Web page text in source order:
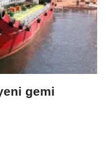
gemi